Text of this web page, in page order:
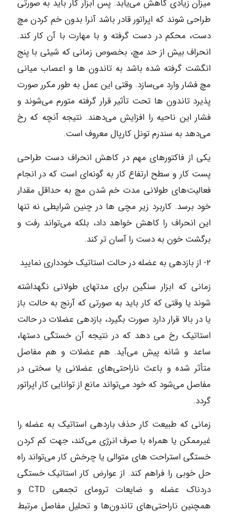
میزان زیادی کاهش می‌یابد. پس ابزار کار باید به صورتی
طراحی شوند که اپراتور قادر باشد آنرا بدون خم کردن مچ
دست، محکم در دست گرفته و با مهارت با آن کار کند.
انحراف بیش از حد مچ، بخصوص زمانی که شیئی با پنج
انگشت گرفته شده باشد به تاندون ها و اعصاب میانی
مچ فشار وارد می‌سازد. وقتی این عمل به طور مکرر صورت
پذیرد تاندون ها تحت تأثیر قرار گرفته متورم می‌شوند و
فشار این ناحیه را افزایش می‌دهند. نتیجه آنچه که رخ
می‌دهد به سندرم تونل کارپال معروف است.
یکی از فاکتورهای مهم در کاهش انحراف دست طراحی
پست کار و سطح ارتفاع کار به گونه‌ای است که در انجام
فعالیت‌های طولانی مدت خم شدن مچ به حداقل مقدار
خود برسد. کاربرد زیر مچی‌ ها در چنین شرایطی نه تنها
این انحراف را کاهش خواهد داد، بلکه می‌تواند رفت و
برگشت خون به دست را آسان تر کند.
۲- از بازدهی به عضله در حالت استاتیک خودداری نمایید
زمانی که ابزار سنگین برای مدتهای طولانی نگهداشته
شوند یا وقتی که کار باید به صورتی که آرنج به حالت باز
یا در بالا قرار دارد صورت بگیرد، بازدهی عضلات در حالت
استاتیک رخ می دهد که در نتیجه آن خستگی دستها،
ساعد و شانه پیش می‌آید. هم عضلات و هم مفاصل
متأثر شده و باعث ناراحتی‌های عضلانی یا سختی در
مفاصل می‌شود که خود می‌تواند مانع از توانایی کار اپراتور
گردد.
زمانی که طبیعت کار حذف باردهی استاتیک به عضله را
غیرممکن یا همراه با صرف انرژی می‌کند، جهت کم کردن
خستگی استراحت‌ های متوالی یا چرخش کار می‌تواند راه
حل خوبی را فراهم کند. از عوارض کار استاتیک خستگی
دردناک عضله و ضایعات ترومای تجمعی CTD و
همچنین ناراحتی‌های تاندون‌ها و تحلیل مفاصل مرتبط